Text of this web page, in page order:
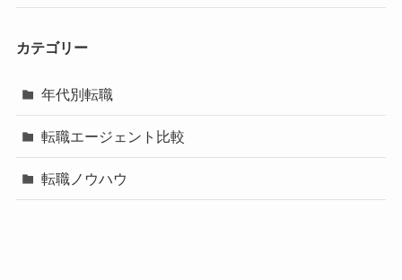
カテゴリー
年代別転職
転職エージェント比較
転職ノウハウ